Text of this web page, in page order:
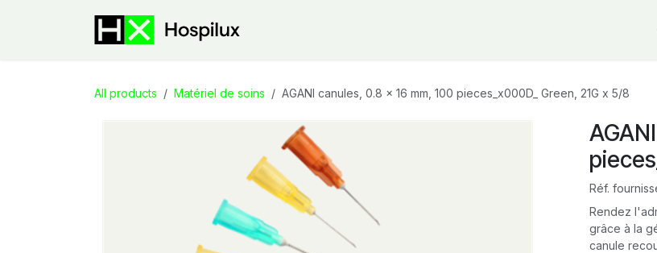
All products Matériel de soins AGANI canules, 0.8 x 16 mm, 100 pieces_x000D_ Green, 21G x 5/8
Réf.
Rendez
grâce à la
canule